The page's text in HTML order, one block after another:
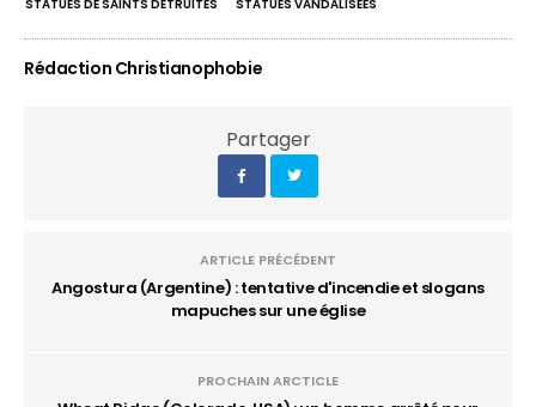
STATUES DE SAINTS DÉTRUITES
STATUES VANDALISÉES
Rédaction Christianophobie
Partager
ARTICLE PRÉCÉDENT
Angostura (Argentine) : tentative d'incendie et slogans
mapuches sur une église
PROCHAIN ARCTICLE